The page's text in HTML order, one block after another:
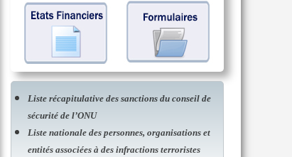
Liste récapitulative des sanctions du conseil de
sécurité de l’ONU
Liste nationale des personnes, organisations et
entités associées à des infractions terroristes